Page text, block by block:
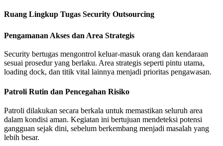
Ruang Lingkup Tugas Security Outsourcing
Pengamanan Akses dan Area Strategis
Security bertugas mengontrol keluar-masuk orang dan kendaraan
sesuai prosedur yang berlaku. Area strategis seperti pintu utama,
loading dock, dan titik vital lainnya menjadi prioritas pengawasan.
Patroli Rutin dan Pencegahan Risiko
Patroli dilakukan secara berkala untuk memastikan seluruh area
dalam kondisi aman. Kegiatan ini bertujuan mendeteksi potensi
gangguan sejak dini, sebelum berkembang menjadi masalah yang
lebih besar.